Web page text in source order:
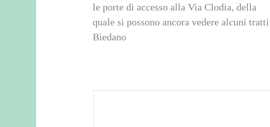
le porte di accesso alla Via Clodia, della
quale si possono ancora vedere alcuni
Biedano